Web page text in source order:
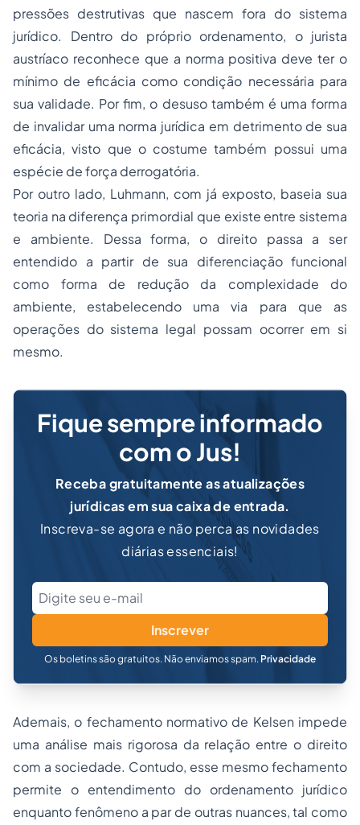
pressões destrutivas que nascem fora do sistema
jurídico. Dentro do próprio ordenamento, o jurista
austríaco reconhece que a norma positiva deve ter o
mínimo de eficácia como condição necessária para
sua validade. Por fim, o desuso também é uma forma
de invalidar uma norma jurídica em detrimento de sua
eficácia, visto que o costume também possui uma
espécie de força derrogatória.
Por outro lado, Luhmann, com já exposto, baseia sua
teoria na diferença primordial que existe entre sistema
e ambiente. Dessa forma, o direito passa a ser
entendido a partir de sua diferenciação funcional
como forma de redução da complexidade do
ambiente, estabelecendo uma via para que as
operações do sistema legal possam ocorrer em si
mesmo.
Fique sempre informado
com o Jus!
Receba gratuitamente as atualizações
jurídicas em sua caixa de entrada.
Inscreva-se agora e não perca as novidades
diárias essenciais!
Inscrever
Os boletins são gratuitos. Não enviamos spam. Privacidade
Ademais, o fechamento normativo de Kelsen impede
uma análise mais rigorosa da relação entre o direito
com a sociedade. Contudo, esse mesmo fechamento
permite o entendimento do ordenamento jurídico
enquanto fenômeno a par de outras nuances, tal como